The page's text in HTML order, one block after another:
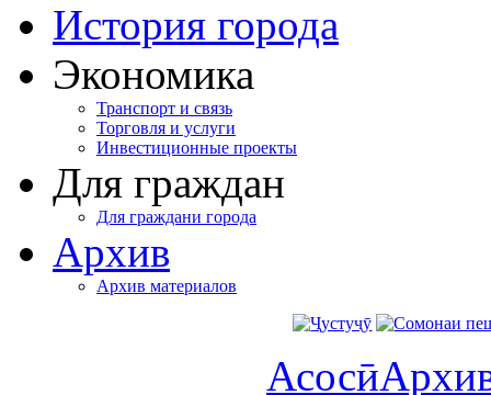
История города
Экономика
Транспорт и связь
Торговля и услуги
Инвестиционные проекты
Для граждан
Для граждани города
Архив
Архив материалов
Асосӣ